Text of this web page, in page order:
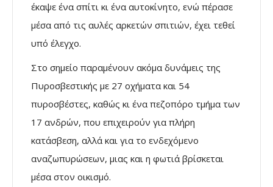
έκαψε ένα σπίτι κι ένα αυτοκίνητο, ενώ πέρασε
μέσα από τις αυλές αρκετών σπιτιών, έχει τεθεί
υπό έλεγχο.
Στο σημείο παραμένουν ακόμα δυνάμεις της
Πυροσβεστικής με 27 οχήματα και 54
πυροσβέστες, καθώς κι ένα πεζοπόρο τμήμα των
17 ανδρών, που επιχειρούν για πλήρη
κατάσβεση, αλλά και για το ενδεχόμενο
αναζωπυρώσεων, μιας και η φωτιά βρίσκεται
μέσα στον οικισμό.